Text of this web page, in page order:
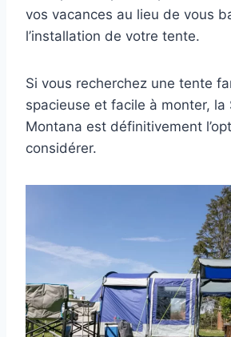
vos vacances au lieu de vous
l’installation de votre tente.
Si vous recherchez une tente
spacieuse et facile à monter, la
Montana est définitivement
considérer.